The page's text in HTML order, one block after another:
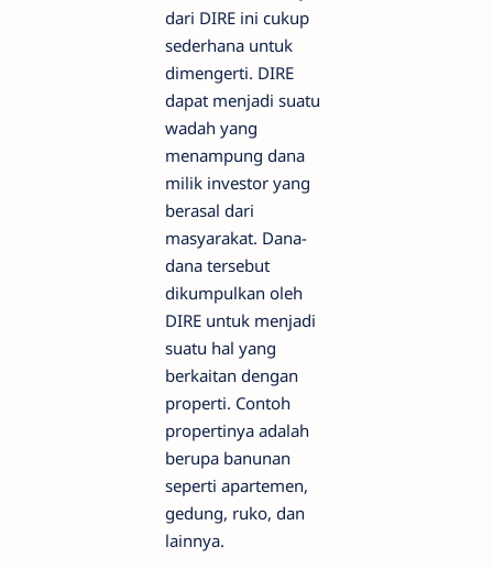
dari DIRE ini cukup
sederhana untuk
dimengerti. DIRE
dapat menjadi suatu
wadah yang
menampung dana
milik investor yang
berasal dari
masyarakat. Dana-
dana tersebut
dikumpulkan oleh
DIRE untuk menjadi
suatu hal yang
berkaitan dengan
properti. Contoh
propertinya adalah
berupa banunan
seperti apartemen,
gedung, ruko, dan
lainnya.